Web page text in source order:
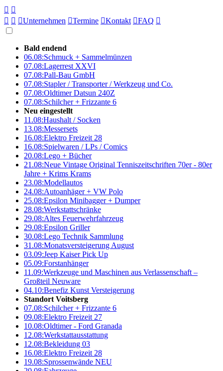
 
  Unternehmen Termine Kontakt FAQ 
Bald endend
06.08:Schmuck + Sammelmünzen
07.08:Lagerrest XXVI
07.08:Pall-Bau GmbH
07.08:Stapler / Transporter / Werkzeug und Co.
07.08:Oldtimer Datsun 240Z
07.08:Schilcher + Frizzante 6
Neu eingestellt
11.08:Haushalt / Socken
13.08:Messersets
16.08:Elektro Freizeit 28
16.08:Spielwaren / LPs / Comics
20.08:Lego + Bücher
21.08:Neue Vintage Original Tenniszeitschriften 70er - 80er
Jahre + Krims Krams
23.08:Modellautos
24.08:Autoanhäger + VW Polo
25.08:Epsilon Minibagger + Dumper
28.08:Werkstattschränke
29.08:Altes Feuerwehrfahrzeug
29.08:Epsilon Griller
30.08:Lego Technik Sammlung
31.08:Monatsversteigerung August
03.09:Jeep Kaiser Pick Up
05.09:Forstanhänger
11.09:Werkzeuge und Maschinen aus Verlassenschaft –
Großteil Neuware
04.10:Benefiz Kunst Versteigerung
Standort Voitsberg
07.08:Schilcher + Frizzante 6
09.08:Elektro Freizeit 27
10.08:Oldtimer - Ford Granada
12.08:Werkstattausstattung
12.08:Bekleidung 03
16.08:Elektro Freizeit 28
19.08:Sprossenwände NEU